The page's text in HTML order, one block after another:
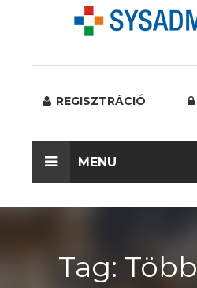
REGISZTRÁCIÓ
MENU
Tag: Több